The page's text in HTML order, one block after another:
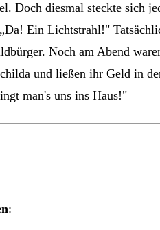
diesmal steckte sich
Ein Lichtstrahl!"
Noch am Abend
und ließen ihr Geld in
man's uns ins Haus!"
: